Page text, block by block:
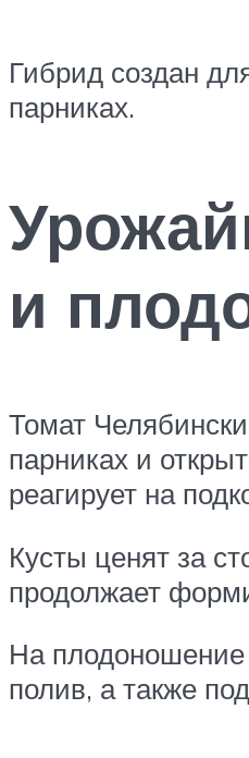
Гибрид создан
парниках.
и
Томат
парниках и
реагирует на
Кусты ценят за
продолжает
На плодоношение
полив, а также